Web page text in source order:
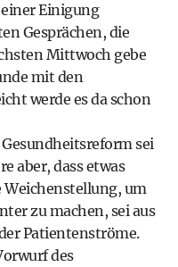
Einigung
Gesprächen, die
Mittwoch gebe
mit den
werde es da schon
sei
aber, dass etwas
Weichenstellung, um
zu machen, sei aus
Patientenströme.
des